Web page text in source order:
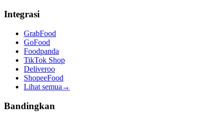
Integrasi
GrabFood
GoFood
Foodpanda
TikTok Shop
Deliveroo
ShopeeFood
Lihat semua →
Bandingkan